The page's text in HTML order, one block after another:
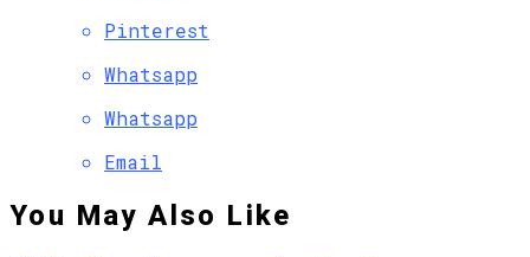
Pinterest
Whatsapp
Whatsapp
Email
You May Also Like